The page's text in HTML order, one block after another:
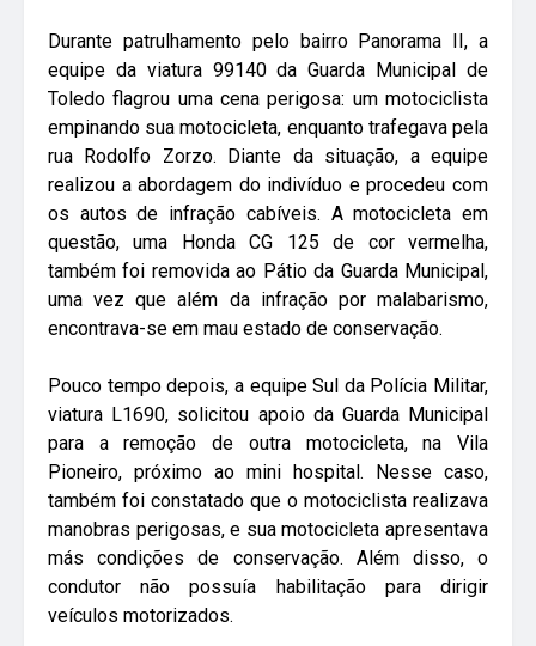
Durante patrulhamento pelo bairro Panorama II, a
equipe da viatura 99140 da Guarda Municipal de
Toledo flagrou uma cena perigosa: um motociclista
empinando sua motocicleta, enquanto trafegava pela
rua Rodolfo Zorzo. Diante da situação, a equipe
realizou a abordagem do indivíduo e procedeu com
os autos de infração cabíveis. A motocicleta em
questão, uma Honda CG 125 de cor vermelha,
também foi removida ao Pátio da Guarda Municipal,
uma vez que além da infração por malabarismo,
encontrava-se em mau estado de conservação.
Pouco tempo depois, a equipe Sul da Polícia Militar,
viatura L1690, solicitou apoio da Guarda Municipal
para a remoção de outra motocicleta, na Vila
Pioneiro, próximo ao mini hospital. Nesse caso,
também foi constatado que o motociclista realizava
manobras perigosas, e sua motocicleta apresentava
más condições de conservação. Além disso, o
condutor não possuía habilitação para dirigir
veículos motorizados.